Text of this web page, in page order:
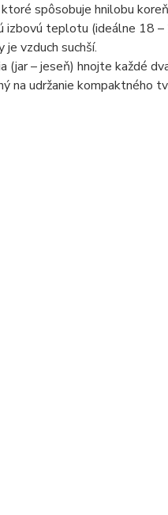
spôsobuje hnilobu
izbovú teplotu (ideálne 18 –
je vzduch suchší.
(jar – jeseň) hnojte každé
na udržanie kompaktného